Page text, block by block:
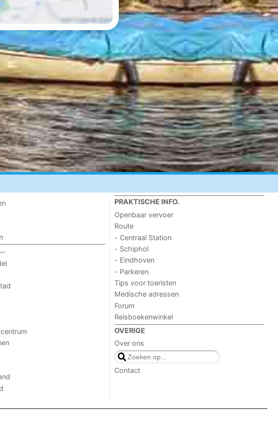
PRAKTISCHE INFO.
Openbaar vervoer
Route
- Centraal Station
- Schiphol
- Eindhoven
- Parkeren
Tips voor toeristen
Medische adressen
Forum
Reisboekenwinkel
OVERIGE
Over ons
Contact